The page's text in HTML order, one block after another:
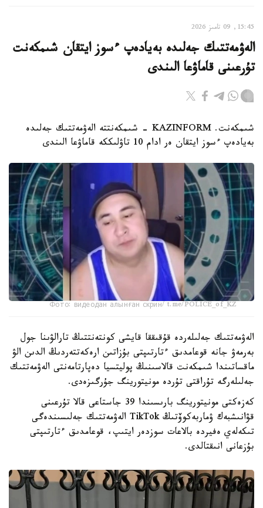
15:45, 09 تامىز 2026
الەۋمەتتىك جەلىدە بەيادەپ ءسوز ايتقان شىمكەنت
تۇرعىنى قاماۋعا الىندى
شىمكەنت. KAZINFORM - شىمكەنتتە الەۋمەتتىك جەلىدە
بەيادەپ ءسوز ايتقان ەر ادام 10 تاۋلىككە قاماۋعا الىندى
Фото: видеодан алынған скрин/ t.me/POLICE_of_KZ
الەۋمەتتىك جەلىلەردە قۇقىققا قايشى كونتەنتتىڭ تارالۋىنا جول
بەرمەۋ جانە قوعامدىق ءتارتىپتى بۇزاتىن ارەكەتتەردىڭ الدىن الۋ
ماقساتىندا شىمكەنت قالاسىنىڭ پوليتسيا دەپارتامەنتى الەۋمەتتىك
جەلىلەرگە تۇراقتى تۇردە مونيتورينگ جۇرگىزەدى.
كەزەكتى مونيتورينگ بارىسىندا 39 جاستاعى قالا تۇرعىنى
قۋانىشبەك ۋماربەكوۆتىڭ TikTok الەۋمەتتىك جەلىسىندەگى
تىكەلەي ەفيردە بالاعات سوزدەر ايتىپ، قوعامدىق ءتارتىپتى
بۇزعانى انىقتالدى.